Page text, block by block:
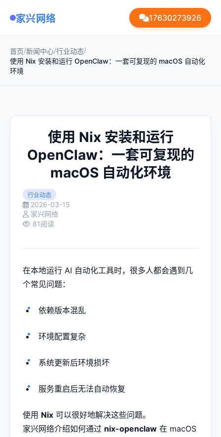
家兴网络 17630273926
首页/新闻中心/行业动态/
使用 Nix 安装和运行 OpenClaw：一套可复现的 macOS 自动化
环境
使用 Nix 安装和运行
OpenClaw：一套可复现的
macOS 自动化环境
行业动态
2026-03-15
家兴网络
81阅读
在本地运行 AI 自动化工具时，很多人都会遇到几
个常见问题：
依赖版本混乱
环境配置复杂
系统更新后环境损坏
服务重启后无法自动恢复
使用 Nix 可以很好地解决这些问题。
家兴网络介绍如何通过 nix-openclaw 在 macOS